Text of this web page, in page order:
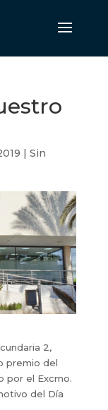
| Sin
2,
premio del
por el Excmo.
del Día